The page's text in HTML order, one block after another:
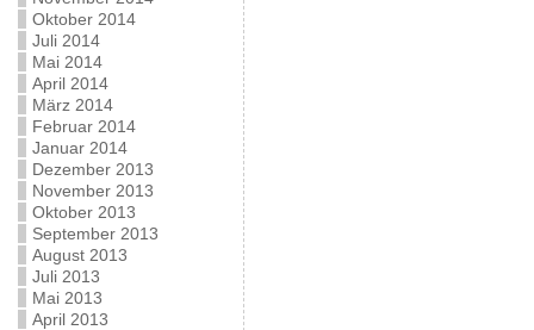
Oktober 2014
Juli 2014
Mai 2014
April 2014
März 2014
Februar 2014
Januar 2014
Dezember 2013
November 2013
Oktober 2013
September 2013
August 2013
Juli 2013
Mai 2013
April 2013